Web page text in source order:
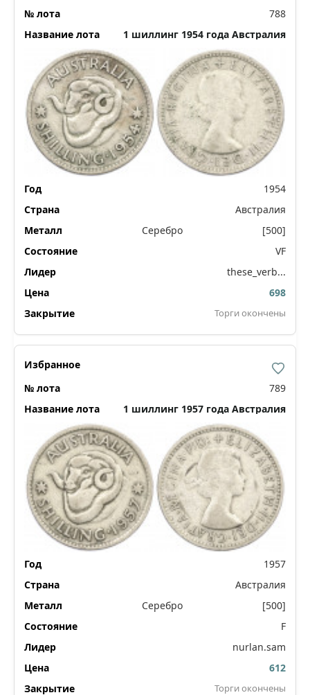
788
1 шиллинг 1954 года Австралия
1954
Австралия
Серебро
[500]
VF
these_verb...
698
Торги окончены
789
1 шиллинг 1957 года Австралия
1957
Австралия
Серебро
[500]
F
nurlan.sam
612
Торги окончены